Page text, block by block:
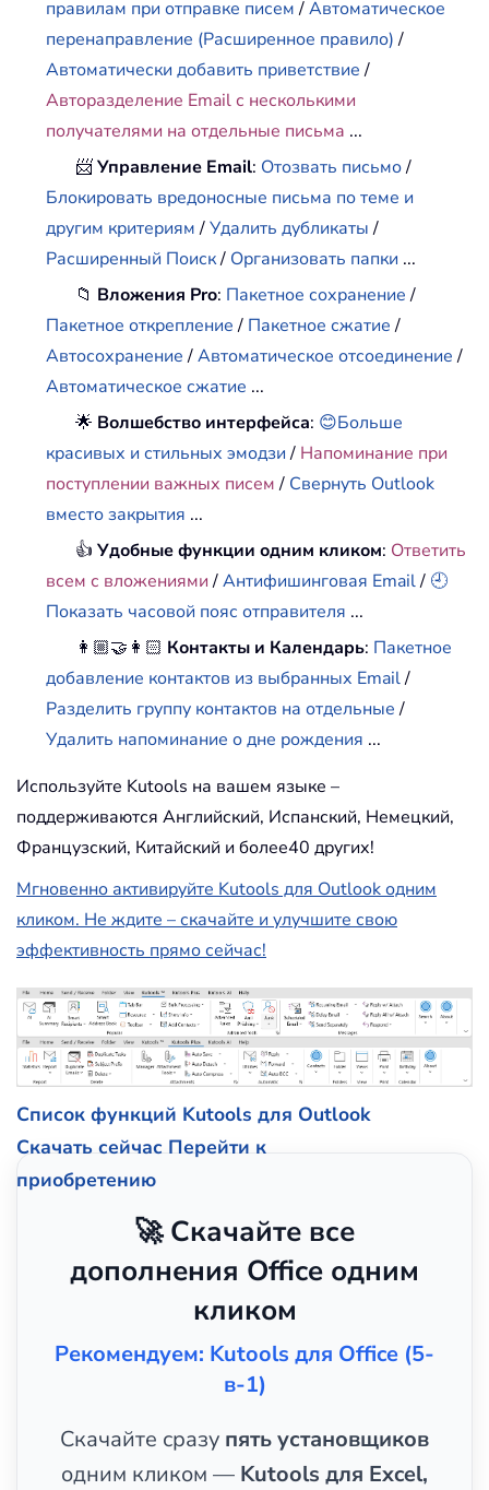
правилам при отправке писем/Автоматическое
перенаправление (Расширенное правило)/
Автоматически добавить приветствие/
Авторазделение Email с несколькими
получателями на отдельные письма ...
📨Управление Email: Отозвать письмо/
Блокировать вредоносные письма по теме и
другим критериям/Удалить дубликаты/
Расширенный Поиск/ Организовать папки ...
📁 Вложения Pro: Пакетное сохранение/
Пакетное открепление/ Пакетное сжатие/
Автосохранение/Автоматическое отсоединение/
Автоматическое сжатие ...
🌟 Волшебство интерфейса: 😊Больше
красивых и стильных эмодзи/ Напоминание при
поступлении важных писем/ Свернуть Outlook
вместо закрытия ...
👍Удобные функции одним кликом: Ответить
всем с вложениями /Антифишинговая Email/ 🕘
Показать часовой пояс отправителя ...
👩🏼‍🤝‍👩🏻 Контакты и Календарь: Пакетное
добавление контактов из выбранных Email/
Разделить группу контактов на отдельные/
Удалить напоминание о дне рождения ...
Используйте Kutools на вашем языке –
поддерживаются Английский, Испанский, Немецкий,
Французский, Китайский и более40 других!
Мгновенно активируйте Kutools для Outlook одним
кликом. Не ждите – скачайте и улучшите свою
эффективность прямо сейчас!
Список функций Kutools для Outlook
Скачать сейчас Перейти к
приобретению
🚀 Скачайте все
дополнения Office одним
кликом
Рекомендуем: Kutools для Office (5-
в-1)
Скачайте сразу пять установщиков
одним кликом — Kutools для Excel,